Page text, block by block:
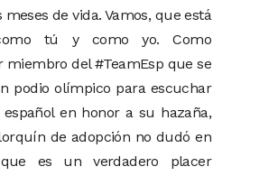
de vida. Vamos, que está
tú y como yo. Como
miembro del #TeamEsp que se
podio olímpico para escuchar
en honor a su hazaña,
de adopción no dudó en
es un verdadero placer